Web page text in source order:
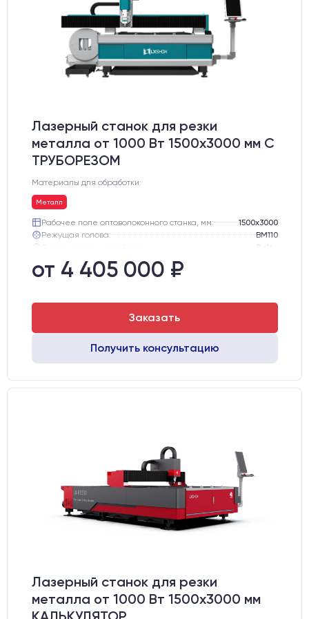
Лазерный станок для резки
металла от 1000 Вт 1500x3000 мм С
ТРУБОРЕЗОМ
Материалы для обработки:
Металл
Рабочее поле оптоволоконного станка, мм:
1500х3000
Режущая голова:
BM110
Delta
Направляющие оси Y:
Направляющие оси Х:
от 4 405 000 ₽
Заказать
Получить консультацию
Лазерный станок для резки
металла от 1000 Вт 1500x3000 мм